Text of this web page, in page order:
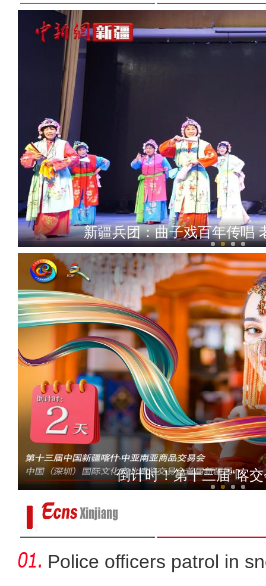
新疆兵团：曲子戏百年传唱
视频：电影《大改水》转
倒计时！第十三届“喀
Police officers patrol in